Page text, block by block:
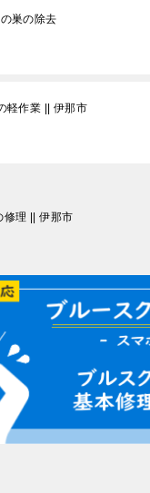
巣の除去
軽作業 || 伊那市
修理 || 伊那市